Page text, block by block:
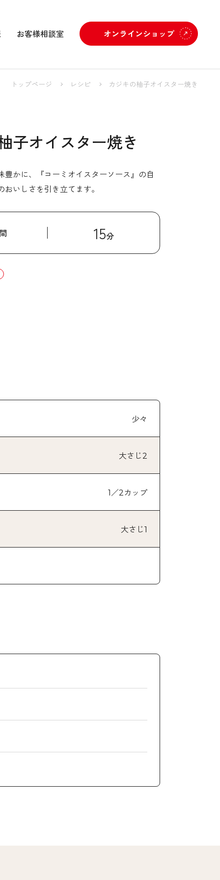
お客様相談室 オンラインショップ
トップページ レシピ カジキの柚子オイスター焼き
子オイスター焼き
豊かに、『コーミオイスターソース』の自
いしさを引き立てます。
15分
少々
大さじ2
1／2カップ
大さじ1